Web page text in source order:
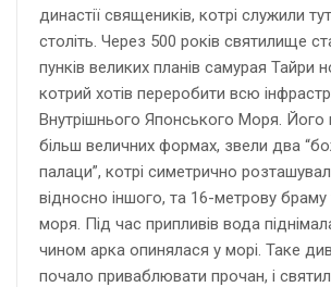
династії священиків, котрі служили
століть. Через 500 років святилище
пунків великих планів самурая Тайри
котрий хотів переробити всю
Внутрішнього Японського Моря. Його
більш величних формах, звели два
палаци”, котрі симетрично
відносно іншого, та 16-метрову браму
моря. Під час припливів вода
чином арка опинялася у морі. Таке
почало приваблювати прочан, і